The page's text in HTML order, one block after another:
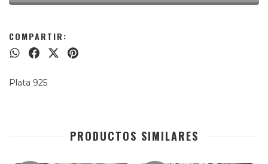
COMPARTIR:
Plata 925
PRODUCTOS SIMILARES